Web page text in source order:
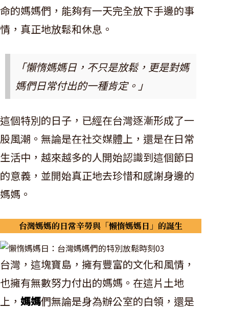
命的媽媽們，能夠有一天完全放下手邊的事
情，真正地放鬆和休息。
「懶惰媽媽日，不只是放鬆，更是對媽
媽們日常付出的一種肯定。」
這個特別的日子，已經在台灣逐漸形成了一
股風潮。無論是在社交媒體上，還是在日常
生活中，越來越多的人開始認識到這個節日
的意義，並開始真正地去珍惜和感謝身邊的
媽媽。
台灣媽媽的日常辛勞與「懶惰媽媽日」的誕生
台灣，這塊寶島，擁有豐富的文化和風情，
也擁有無數努力付出的媽媽。在這片土地
上， 媽媽們無論是身為辦公室的白領，還是